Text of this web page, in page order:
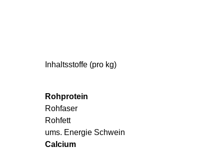
Inhaltsstoffe (pro kg)
Rohprotein
Rohfaser
Rohfett
ums. Energie Schwein
Calcium